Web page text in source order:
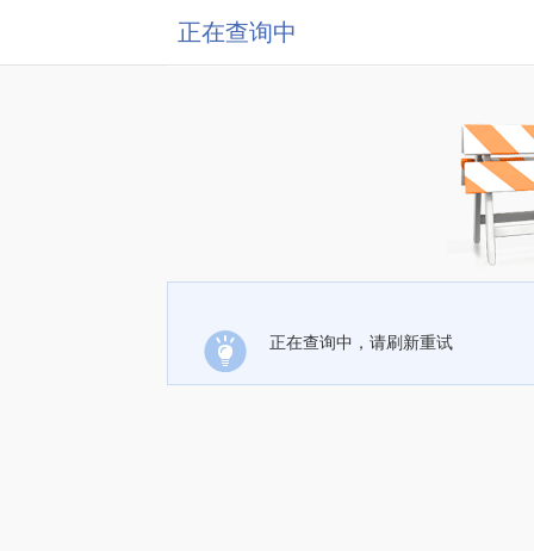
正在查询中
正在查询中，请刷新重试